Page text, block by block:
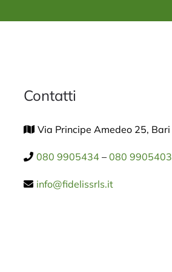
Contatti
Via Principe Amedeo 25, Bari
080 9905434–080 9905403
info@fidelissrls.it